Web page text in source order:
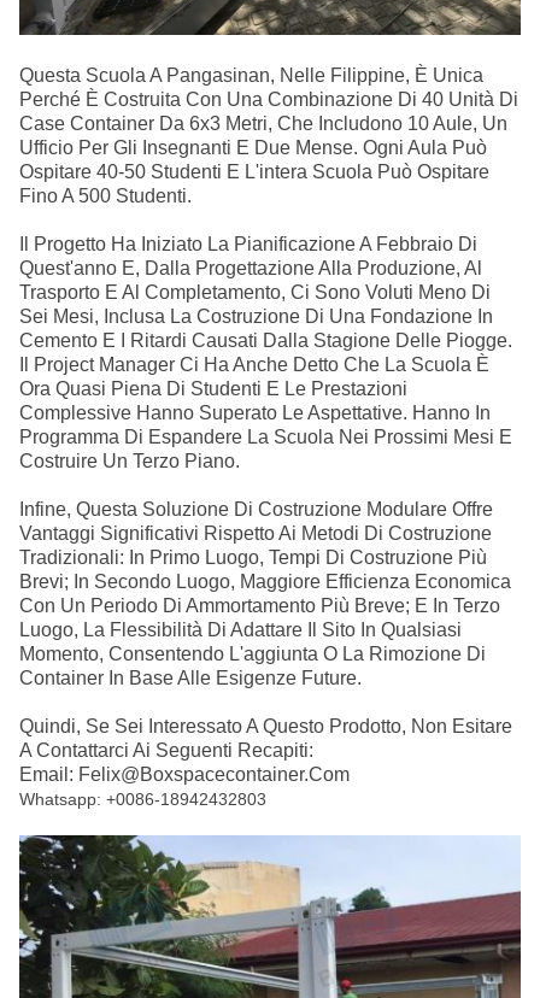
Questa Scuola A Pangasinan, Nelle Filippine, È Unica
Perché È Costruita Con Una Combinazione Di 40 Unità Di
Case Container Da 6x3 Metri, Che Includono 10 Aule, Un
Ufficio Per Gli Insegnanti E Due Mense. Ogni Aula Può
Ospitare 40-50 Studenti E L'intera Scuola Può Ospitare
Fino A 500 Studenti.
Il Progetto Ha Iniziato La Pianificazione A Febbraio Di
Quest'anno E, Dalla Progettazione Alla Produzione, Al
Trasporto E Al Completamento, Ci Sono Voluti Meno Di
Sei Mesi, Inclusa La Costruzione Di Una Fondazione In
Cemento E I Ritardi Causati Dalla Stagione Delle Piogge.
Il Project Manager Ci Ha Anche Detto Che La Scuola È
Ora Quasi Piena Di Studenti E Le Prestazioni
Complessive Hanno Superato Le Aspettative. Hanno In
Programma Di Espandere La Scuola Nei Prossimi Mesi E
Costruire Un Terzo Piano.
Infine, Questa Soluzione Di Costruzione Modulare Offre
Vantaggi Significativi Rispetto Ai Metodi Di Costruzione
Tradizionali: In Primo Luogo, Tempi Di Costruzione Più
Brevi; In Secondo Luogo, Maggiore Efficienza Economica
Con Un Periodo Di Ammortamento Più Breve; E In Terzo
Luogo, La Flessibilità Di Adattare Il Sito In Qualsiasi
Momento, Consentendo L'aggiunta O La Rimozione Di
Container In Base Alle Esigenze Future.
Quindi, Se Sei Interessato A Questo Prodotto, Non Esitare
A Contattarci Ai Seguenti Recapiti:
Email: Felix@boxspacecontainer.com
Whatsapp: +0086-18942432803